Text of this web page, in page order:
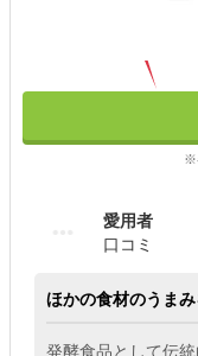
※
愛用者
口コミ
ほかの食材のうま
発酵食品として伝